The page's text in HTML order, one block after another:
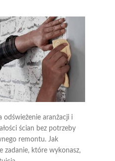
odświeżenie aranżacji i
ścian bez potrzeby
remontu. Jak
zadanie, które wykonasz,